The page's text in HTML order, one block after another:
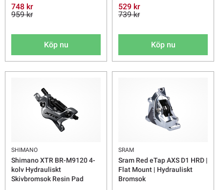
748 kr
959 kr
Köp nu
529 kr
739 kr
Köp nu
SHIMANO
Shimano XTR BR-M9120 4-
kolv Hydrauliskt
Skivbromsok Resin Pad
SRAM
Sram Red eTap AXS D1 HRD |
Flat Mount | Hydrauliskt
Bromsok